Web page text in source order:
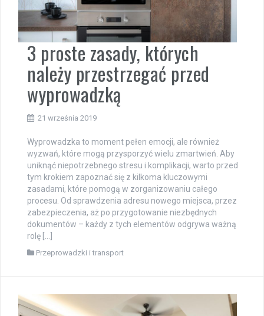
3 proste zasady, których
należy przestrzegać przed
wyprowadzką
21 września 2019
Wyprowadzka to moment pełen emocji, ale również
wyzwań, które mogą przysporzyć wielu zmartwień. Aby
uniknąć niepotrzebnego stresu i komplikacji, warto przed
tym krokiem zapoznać się z kilkoma kluczowymi
zasadami, które pomogą w zorganizowaniu całego
procesu. Od sprawdzenia adresu nowego miejsca, przez
zabezpieczenia, aż po przygotowanie niezbędnych
dokumentów – każdy z tych elementów odgrywa ważną
rolę […]
Przeprowadzki i transport